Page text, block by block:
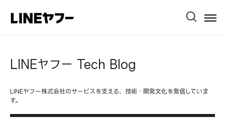
LINEヤフー Tech Blog
LINEヤフー株式会社のサービスを支える、技術・開発文化を発信していま
す。